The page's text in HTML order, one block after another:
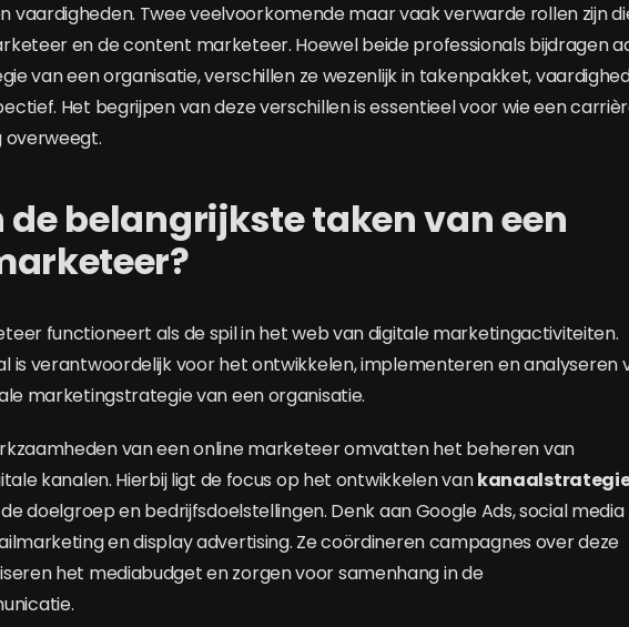
vaardigheden. Twee veelvoorkomende maar vaak verwarde rollen zijn
en de content marketeer. Hoewel beide professionals bijdragen
van een organisatie, verschillen ze wezenlijk in takenpakket,
Het begrijpen van deze verschillen is essentieel voor wie een
overweegt.
de belangrijkste taken van een
functioneert als de spil in het web van digitale marketingactiviteiten.
is verantwoordelijk voor het ontwikkelen, implementeren en analyseren
marketingstrategie van een organisatie.
van een online marketeer omvatten het beheren van
kanalen. Hierbij ligt de focus op het ontwikkelen van
doelgroep en bedrijfsdoelstellingen. Denk aan Google Ads, social media
en display advertising. Ze coördineren campagnes over deze
het mediabudget en zorgen voor samenhang in de